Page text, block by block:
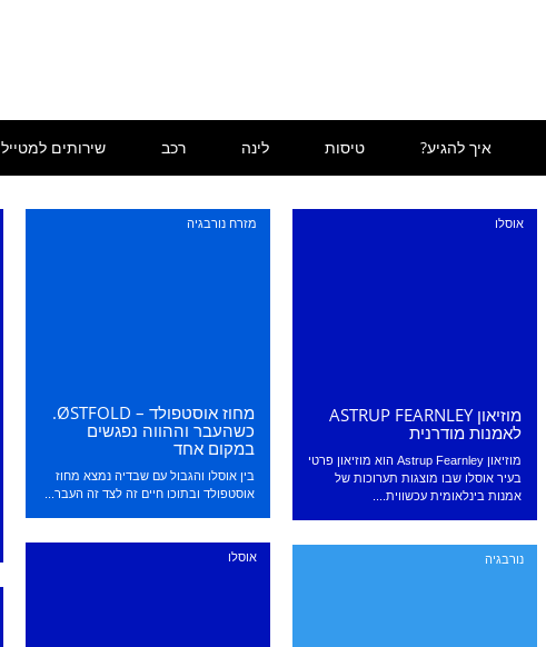
איך להגיע? טיסות לינה רכב שירותים למטייל
מזרח נורבגיה
מחוז אוסטפולד – ØSTFOLD.
כשהעבר וההווה נפגשים
במקום אחד
בין אוסלו והגבול עם שבדיה נמצא מחוז
אוסטפולד ובתוכו חיים זה לצד זה העבר...
אוסלו
מוזיאון ASTRUP FEARNLEY
לאמנות מודרנית
מוזיאון Astrup Fearnley הוא מוזיאון פרטי
בעיר אוסלו שבו מוצגות תערוכות של
אמנות בינלאומית עכשווית....
אוסלו נורבגיה